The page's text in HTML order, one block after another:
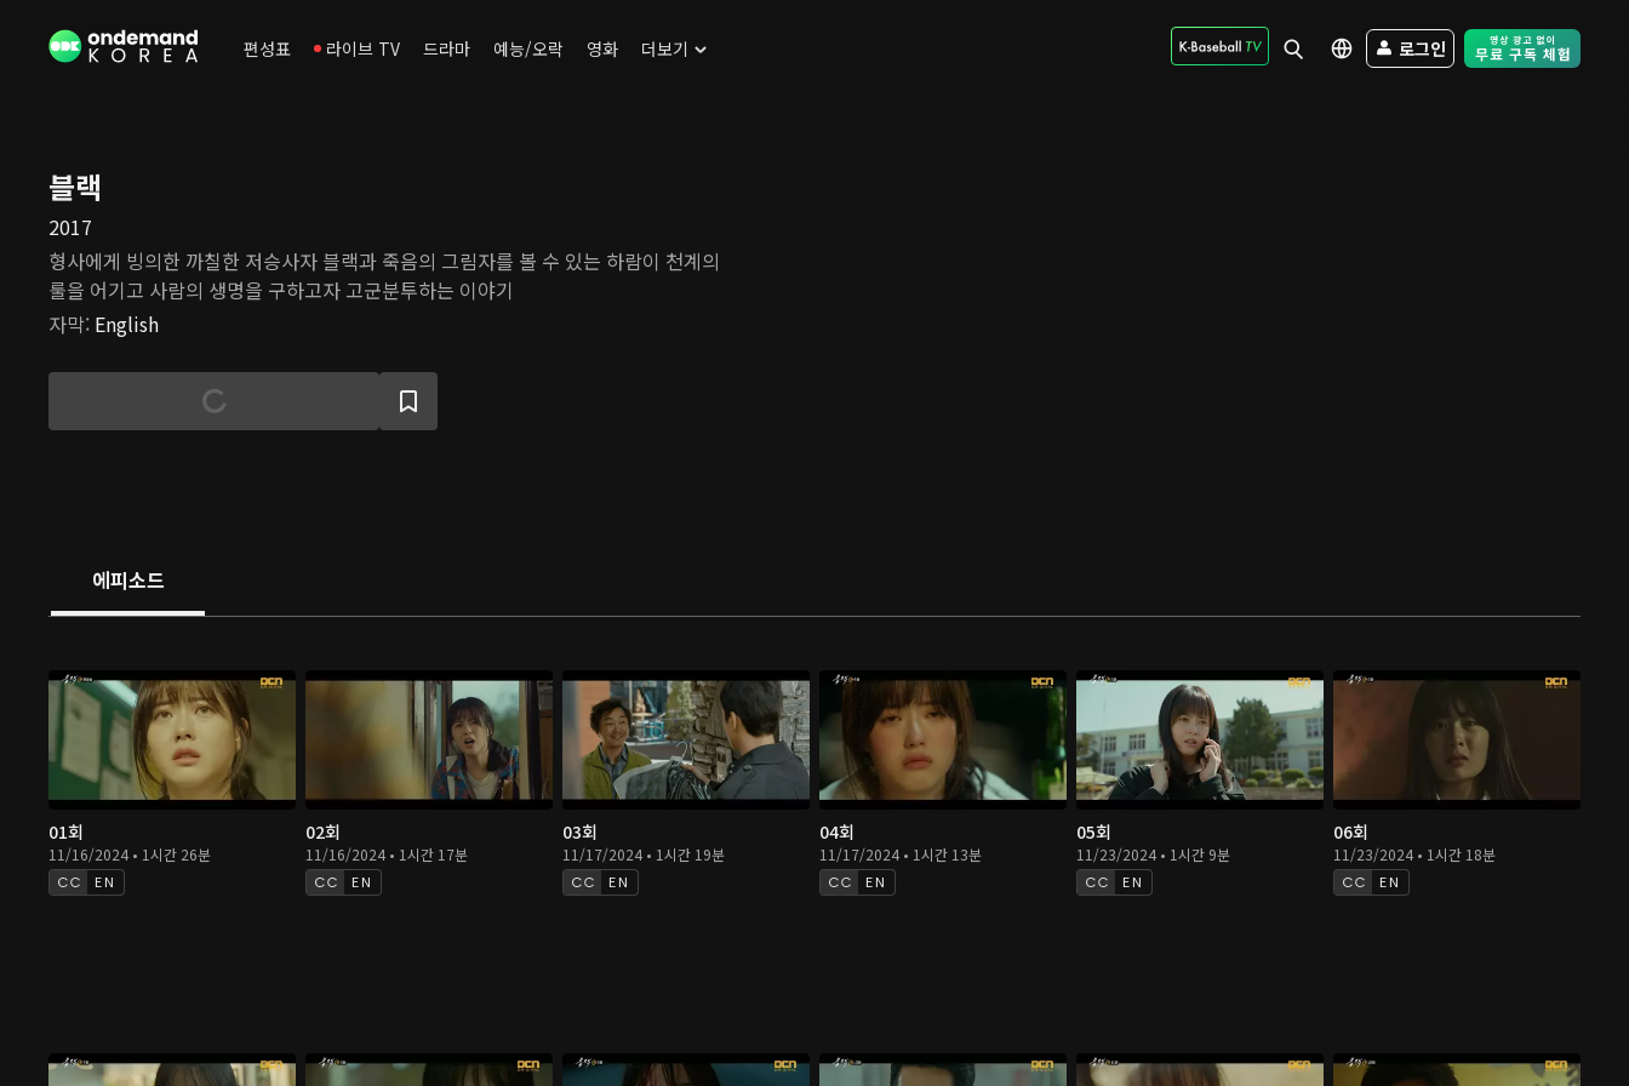
편성표 라이브 TV 드라마 예능/오락 영화 더보기 로그인 Free Trial -
블랙
2017
형사에게 빙의한 까칠한 저승사자 블랙과 죽음의 그림자를 볼 수 있는 하람이 천계의
룰을 어기고 사람의 생명을 구하고자 고군분투하는 이야기
자막: English
에피소드
01회
11/16/2024 • 1시간 26분
EN
02회
11/16/2024 • 1시간 17분
EN
03회
11/17/2024 • 1시간 19분
EN
04회
11/17/2024 • 1시간 13분
EN
05회
11/23/2024 • 1시간 9분
EN
06회
11/23/2024 • 1시간 18분
EN